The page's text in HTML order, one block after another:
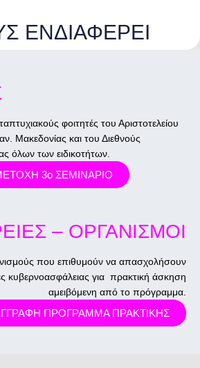
ΕΝΔΙΑΦΕΡΕΙ
φοιτητές του Αριστοτελείου
Μακεδονίας και του Διεθνούς
όλων των ειδικοτήτων.
3ο ΣΕΜΙΝΑΡΙΟ
– ΟΡΓΑΝΙΣΜΟΙ
που επιθυμούν να απασχολήσουν
κυβερνοασφάλειας για πρακτική άσκηση
αμειβόμενη από το πρόγραμμα.
ΠΡΟΓΡΑΜΜΑ ΠΡΑΚΤΙΚΗΣ